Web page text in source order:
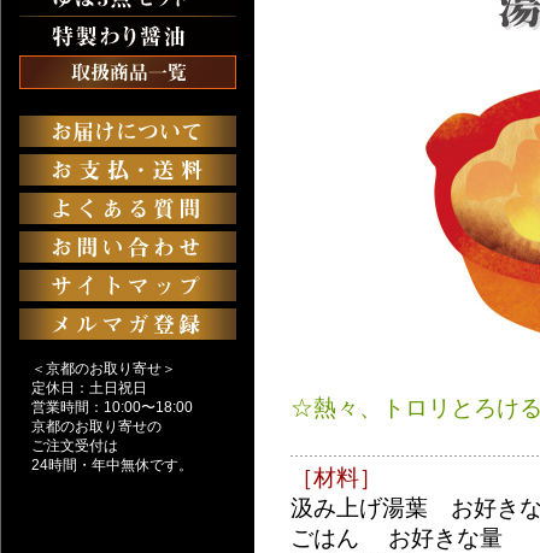
☆熱々、トロリとろけ
［材料］
汲み上げ湯葉 お好き
ごはん お好きな量
＜京都のお取り寄せ＞
定休日：土日祝日
営業時間：10:00〜18:00
京都のお取り寄せの
ご注文受付は
24時間・年中無休です。